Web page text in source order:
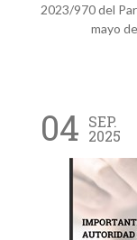
2023/970 del
mayo
04 SEP.
2025